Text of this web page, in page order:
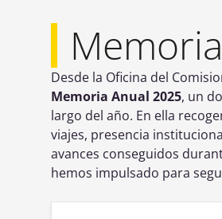
Desde la Oficina del
Memoria Anual 2025, un
largo del año. En ella
viajes, presencia
avances conseguidos
hemos impulsado para